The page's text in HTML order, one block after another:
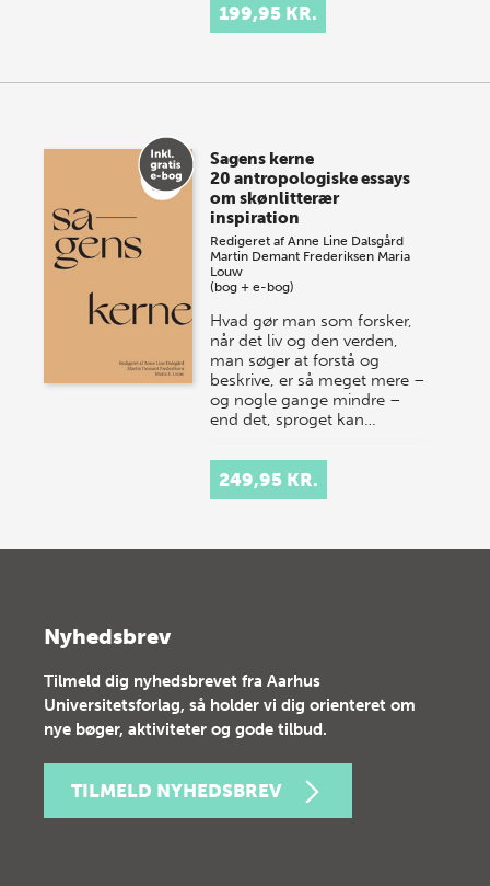
199,95 KR.
Sagens kerne
20 antropologiske essays
om skønlitterær
inspiration
Redigeret afAnne Line Dalsgård
Martin Demant Frederiksen Maria
Louw
(bog + e-bog)
Hvad gør man som forsker,
når det liv og den verden,
man søger at forstå og
beskrive, er så meget mere –
og nogle gange mindre –
end det, sproget kan…
249,95 KR.
Nyhedsbrev
Tilmeld dig nyhedsbrevet fra Aarhus
Universitetsforlag, så holder vi dig orienteret om
nye bøger, aktiviteter og gode tilbud.
TILMELD NYHEDSBREV